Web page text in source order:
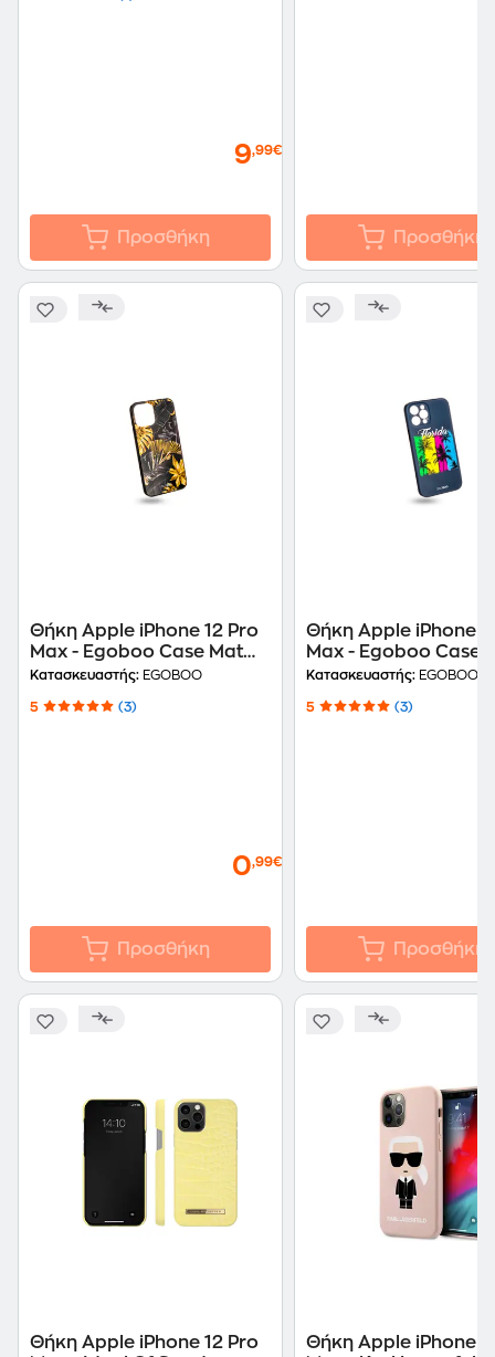
9,99€
Προσθήκη Προσθήκη
Θήκη Apple iPhone 12 Pro
Max - Egoboo Case Mat
TPU - Lux Leaves
Κατασκευαστής: EGOBOO
5 (3)
0,99€
Προσθήκη
Θήκη Apple iPhone
Max - Egoboo Case
TPU - Florida
Κατασκευαστής: EGOBOO
5 (3)
Προσθήκη
Θήκη Apple iPhone 12 Pro
Θήκη Apple iPhone